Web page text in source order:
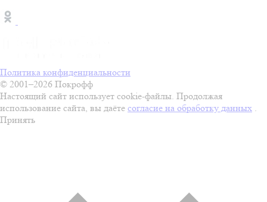
Политика конфиденциальности
© 2001–2026 Покрофф
Настоящий сайт использует cookie-файлы. Продолжая
использование сайта, вы даёте согласие на обработку данных .
Принять